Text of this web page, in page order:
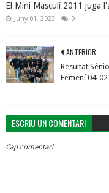
El Mini Masculí 2011 juga
Juny 01, 2023 0
ANTERIOR
Resultat
Femení 04-
ESCRIU UN COMENTARI
Cap comentari